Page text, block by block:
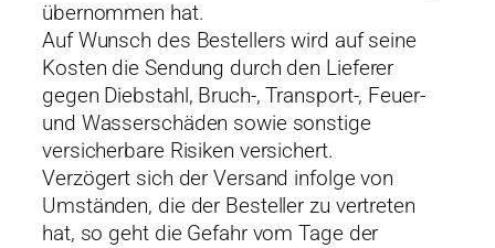
übernommen hat.
Auf Wunsch des Bestellers wird auf seine
Kosten die Sendung durch den Lieferer
gegen Diebstahl, Bruch-, Transport-, Feuer-
und Wasserschäden sowie sonstige
versicherbare Risiken versichert.
Verzögert sich der Versand infolge von
Umständen, die der Besteller zu vertreten
hat, so geht die Gefahr vom Tage der